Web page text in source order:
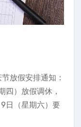
放假安排通知：
四）放假调休，
日（星期六）要